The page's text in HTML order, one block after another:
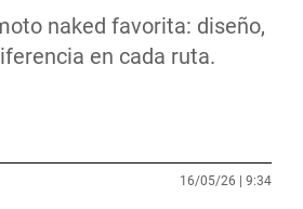
naked favorita: diseño,
en cada ruta.
16/05/26 | 9:34